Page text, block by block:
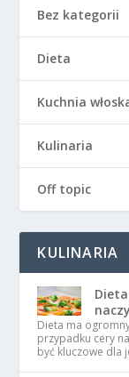
Bez kategorii
Dieta
Kuchnia
Kulinaria
Off topic
KULINARIA
Dieta ma
przypadku cery
być kluczowe dla